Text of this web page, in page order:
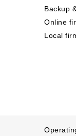
Backup
Online
Local